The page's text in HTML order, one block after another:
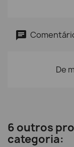
De
6 outros
categoria: